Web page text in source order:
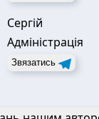
Сергій
Адміністрація
Звязатись